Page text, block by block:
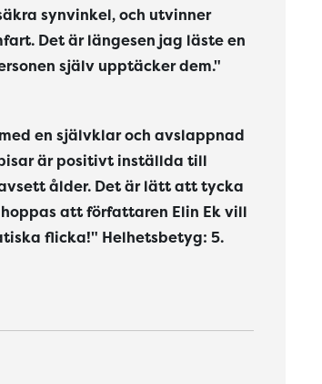
synvinkel, och utvinner
Det är längesen jag läste en
själv upptäcker dem."
en självklar och avslappnad
är positivt inställda till
ålder. Det är lätt att tycka
att författaren Elin Ek vill
flicka!" Helhetsbetyg: 5.